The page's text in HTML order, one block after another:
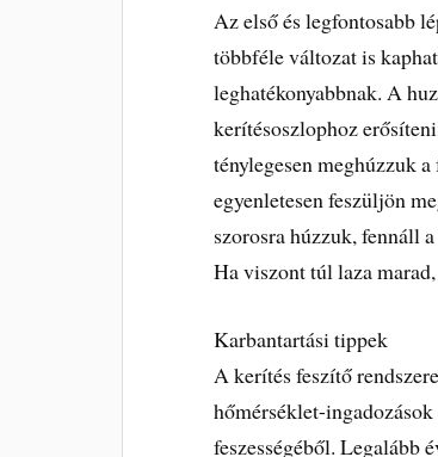
Az első és legfontosabb
többféle változat is
leghatékonyabbnak. A
kerítésoszlophoz
ténylegesen meghúzzuk
egyenletesen feszüljön
szorosra húzzuk, fennáll
Ha viszont túl laza
Karbantartási tippek
A kerítés feszítő
hőmérséklet-
feszességéből. Legalább